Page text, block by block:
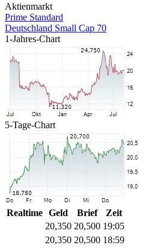
Aktienmarkt
Prime Standard
Deutschland Small Cap 70
1-Jahres-Chart
5-Tage-Chart
Realtime Geld Brief
Zeit
20,350 20,500 19:05
20,350 20,500 18:59